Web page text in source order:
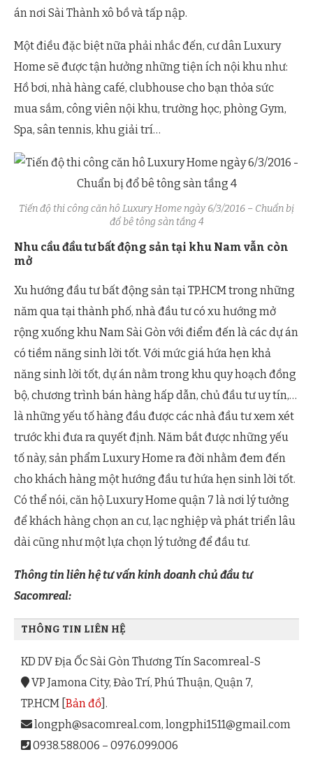
án nơi Sài Thành xô bồ và tấp nập.
Một điều đặc biệt nữa phải nhắc đến, cư dân Luxury
Home sẽ được tận hưởng những tiện ích nội khu như:
Hồ bơi, nhà hàng café, clubhouse cho bạn thỏa sức
mua sắm, công viên nội khu, trường học, phòng Gym,
Spa, sân tennis, khu giải trí…
Tiến độ thi công căn hô Luxury Home ngày 6/3/2016 – Chuẩn bị
đổ bê tông sàn tầng 4
Nhu cầu đầu tư bất động sản tại khu Nam vẫn còn
mở
Xu hướng đầu tư bất động sản tại TP.HCM trong những
năm qua tại thành phố, nhà đầu tư có xu hướng mở
rộng xuống khu Nam Sài Gòn với điểm đến là các dự án
có tiềm năng sinh lời tốt. Với mức giá hứa hẹn khả
năng sinh lời tốt, dự án nằm trong khu quy hoạch đồng
bộ, chương trình bán hàng hấp dẫn, chủ đầu tư uy tín,…
là những yếu tố hàng đầu được các nhà đầu tư xem xét
trước khi đưa ra quyết định. Năm bắt được những yếu
tố này, sản phẩm Luxury Home ra đời nhằm đem đến
cho khách hàng một hướng đầu tư hứa hẹn sinh lời tốt.
Có thể nói, căn hộ Luxury Home quận 7 là nơi lý tưởng
để khách hàng chọn an cư, lạc nghiệp và phát triển lâu
dài cũng như một lựa chọn lý tưởng để đầu tư.
Thông tin liên hệ tư vấn kinh doanh chủ đầu tư
Sacomreal:
THÔNG TIN LIÊN HỆ
KD DV Địa Ốc Sài Gòn Thương Tín Sacomreal-S
VP Jamona City, Đào Trí, Phú Thuận, Quận 7,
TP.HCM [ Bản đồ ].
longph@sacomreal.com, longphi1511@gmail.com
0938.588.006 – 0976.099.006